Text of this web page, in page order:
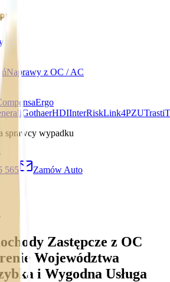
Naprawy z OC / AC
Ergo
GothaerHDIInterRiskLink4PZUTrasti
sprawcy wypadku
565 Zamów Auto
Zastępcze z OC
Województwa
i Wygodna Usługa